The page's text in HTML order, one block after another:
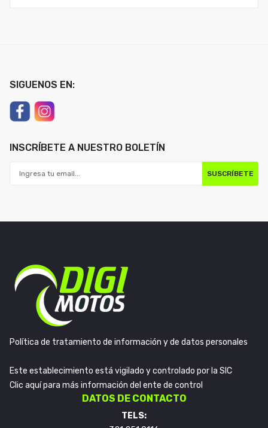
SIGUENOS EN:
INSCRÍBETE A NUESTRO BOLETÍN
SUSCRÍBETE
Política de tratamiento de información y de datos personales
Este establecimiento está vigilado y controlado por la SIC
Clic aquí para más información del ente de control
DATOS DE CONTACTO
TELS: